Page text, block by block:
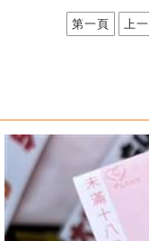
第一頁 上